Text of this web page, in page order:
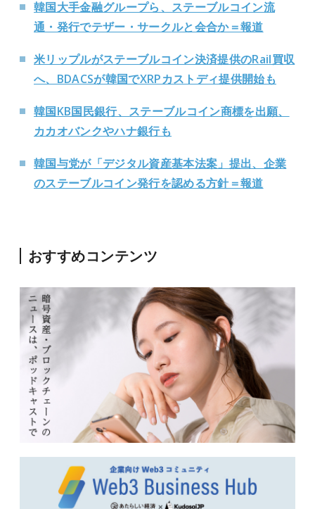
韓国大手金融グループら、ステーブルコイン流
通・発行でテザー・サークルと会合か＝報道
米リップルがステーブルコイン決済提供のRail買収
へ、BDACSが韓国でXRPカストディ提供開始も
韓国KB国民銀行、ステーブルコイン商標を出願、
カカオバンクやハナ銀行も
韓国与党が「デジタル資産基本法案」提出、企業
のステーブルコイン発行を認める方針＝報道
おすすめコンテンツ